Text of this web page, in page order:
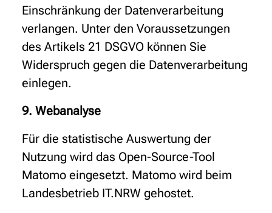
Einschränkung der Datenverarbeitung
verlangen. Unter den Voraussetzungen
des Artikels 21 DSGVO können Sie
Widerspruch gegen die Datenverarbeitung
einlegen.
9. Webanalyse
Für die statistische Auswertung der
Nutzung wird das Open-Source-Tool
Matomo eingesetzt. Matomo wird beim
Landesbetrieb IT.NRW gehostet.